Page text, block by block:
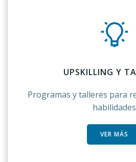
UPSKILLING Y
Programas y talleres para
habilidades
VER MÁS